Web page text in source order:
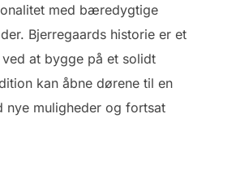
med bæredygtige
Bjerregaards historie er et
at bygge på et solidt
kan åbne dørene til en
nye muligheder og fortsat